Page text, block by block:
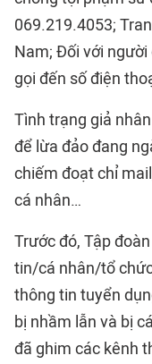
069.219.4053;
Nam; Đối với người
gọi đến số điện
Tình trạng giả
để lừa đảo đang
chiếm đoạt chỉ
cá nhân…
Trước đó, Tập
tin/cá nhân/tổ
thông tin tuyển
bị nhầm lẫn và bị
đã ghim các kênh